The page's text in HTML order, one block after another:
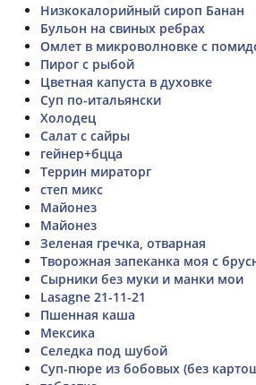
Низкокалорийный сироп Банан
Бульон на свиных ребрах
Омлет в микроволновке с
Пирог с рыбой
Цветная капуста в духовке
Суп по-итальянски
Холодец
Салат с сайры
гейнер+бцца
Террин мираторг
степ микс
Майонез
Майонез
Зеленая гречка, отварная
Творожная запеканка моя с
Сырники без муки и манки мои
Lasagne 21-11-21
Пшенная каша
Мексика
Селедка под шубой
Суп-пюре из бобовых (без